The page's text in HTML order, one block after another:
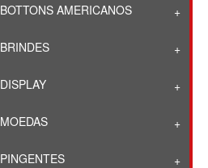
BOTTONS AMERICANOS
BRINDES
DISPLAY
MOEDAS
PINGENTES